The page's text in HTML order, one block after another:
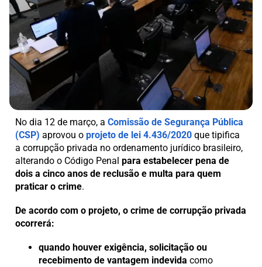
No dia 12 de março, a Comissão de Segurança Pública
(CSP) aprovou o projeto de lei 4.436/2020 que tipifica
a corrupção privada no ordenamento jurídico brasileiro,
alterando o Código Penal para estabelecer pena de
dois a cinco anos de reclusão e multa para quem
praticar o crime.
De acordo com o projeto, o crime de corrupção privada
ocorrerá:
quando houver exigência, solicitação ou
recebimento de vantagem indevida como